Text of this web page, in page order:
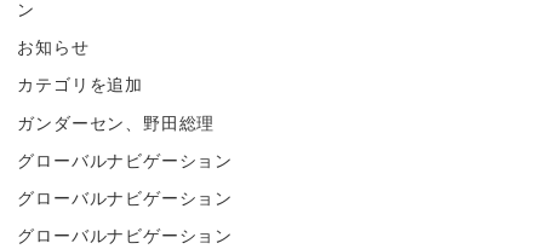
ン
お知らせ
カテゴリを追加
ガンダーセン、野田総理
グローバルナビゲーション
グローバルナビゲーション
グローバルナビゲーション